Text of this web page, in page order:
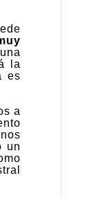
la
es
a
un